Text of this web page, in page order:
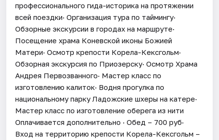
профессионального гида-историка на протяжении
всей поездки· Организация тура по таймингу·
Обзорные экскурсии в городах на маршруте·
Посещение храма Коневской иконы Божией
Матери· Осмотр крепости Корела-Кексгольм·
Обзорная экскурсия по Приозерску· Осмотр Храма
Андрея Первозванного· Мастер класс по
изготовлению калиток· Водня прогулка по
национальному парку Ладожские шхеры на катере·
Мастер класс по изготовление оберега из нити
Оплачивается дополнительно · Обед – 700 руб·
Вход на территорию крепости Корела-Кексгольм –